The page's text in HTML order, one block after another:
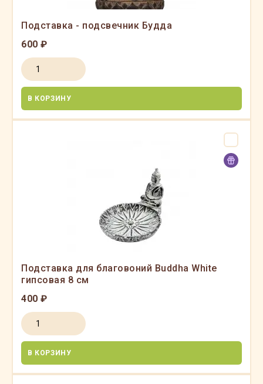
Подставка - подсвечник Будда
600 ₽
В КОРЗИНУ
Подставка для благовоний Buddha White
гипсовая 8 см
400 ₽
В КОРЗИНУ